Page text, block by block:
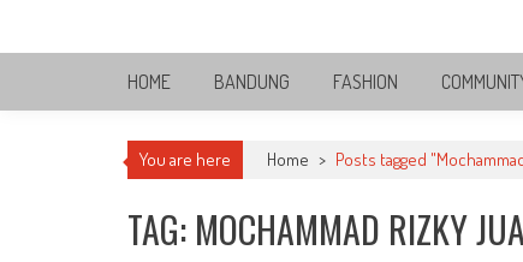
Bandung Side
Sisi Cantik Bandung
HOME BANDUNG FASHION
You are here Home > Posts tagged
TAG: MOCHAMMAD RIZKY